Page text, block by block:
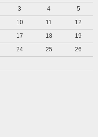
3 4
5
10 11
12
17 18
19
24 25
26